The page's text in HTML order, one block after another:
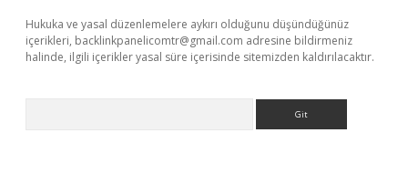
Hukuka ve yasal düzenlemelere aykırı olduğunu düşündüğünüz
içerikleri, backlinkpanelicomtr@gmail.com adresine bildirmeniz
halinde, ilgili içerikler yasal süre içerisinde sitemizden kaldırılacaktır.